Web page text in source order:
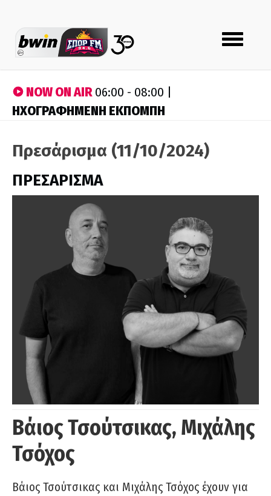
Toggle
navigation
NOW ON AIR06:00 - 08:00 |
ΗΧΟΓΡΑΦΗΜΕΝΗ ΕΚΠΟΜΠΗ
Πρεσάρισμα (11/10/2024)
ΠΡΕΣΑΡΙΣΜΑ
Βάιος Τσούτσικας, Μιχάλης
Τσόχος
Βάιος Τσούτσικας και Μιχάλης Τσόχος έχουν για